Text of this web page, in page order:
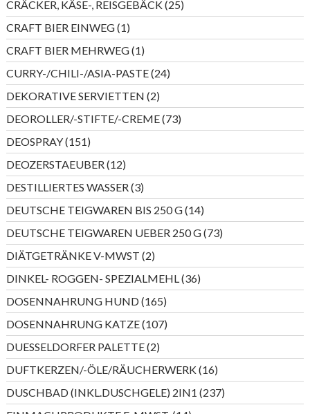
CRÄCKER, KÄSE-, REISGEBÄCK 2525
Produkte
CRAFT BIER EINWEG 11
Produkt
CRAFT BIER MEHRWEG 11
Produkt
CURRY-/CHILI-/ASIA-PASTE 2424
Produkte
DEKORATIVE SERVIETTEN 22
Produkte
DEOROLLER/-STIFTE/-CREME 7373
Produkte
DEOSPRAY 151151
Produkte
DEOZERSTAEUBER 1212
Produkte
DESTILLIERTES WASSER 33
Produkte
DEUTSCHE TEIGWAREN BIS 250 G 1414
Produkte
DEUTSCHE TEIGWAREN UEBER 250 G 7373
Produkte
DIÄTGETRÄNKE V-MWST 22
Produkte
DINKEL- ROGGEN- SPEZIALMEHL 3636
Produkte
DOSENNAHRUNG HUND 165165
Produkte
DOSENNAHRUNG KATZE 107107
Produkte
DUESSELDORFER PALETTE 22
Produkte
DUFTKERZEN/-ÖLE/RÄUCHERWERK 1616
Produkte
DUSCHBAD (INKL.DUSCHGELE) 2IN1 237237
Produkte